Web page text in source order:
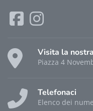
Visita la
Piazza 4
Telefonaci
Elenco dei